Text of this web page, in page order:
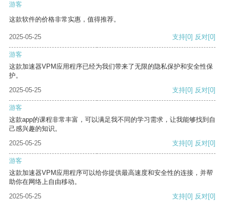
游客
这款软件的价格非常实惠，值得推荐。
2025-05-25 支持[0] 反对[0]
游客
这款加速器VPM应用程序已经为我们带来了无限的隐私保护和安全性保
护。
2025-05-25
支持[0] 反对[0]
游客
这款app的课程非常丰富，可以满足我不同的学习需求，让我能够找到自
己感兴趣的知识。
2025-05-25
支持[0] 反对[0]
游客
这款加速器VPM应用程序可以给你提供最高速度和安全性的连接，并帮
助你在网络上自由移动。
2025-05-25
支持[0] 反对[0]